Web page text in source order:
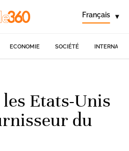
Français ▾
ECONOMIE SOCIÉTÉ
Etats-Unis
du